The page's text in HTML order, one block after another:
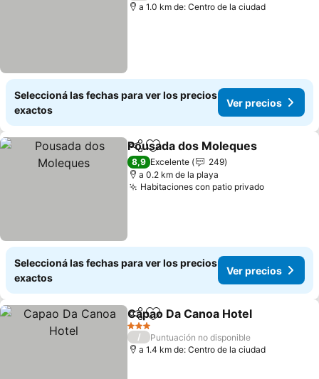
a 1.0 km de: Centro de la ciudad
Seleccioná las fechas para ver los precios
exactos
Ver precios
CompartirAñadir a favoritos
Pousada dos Moleques
8,9 Excelente
249
a 0.2 km de la playa
Habitaciones con patio privado
Seleccioná las fechas para ver los precios
exactos
Ver precios
CompartirAñadir a favoritos
Capao Da Canoa Hotel
3 Estrellas
/
Puntuación no disponible
a 1.4 km de: Centro de la ciudad